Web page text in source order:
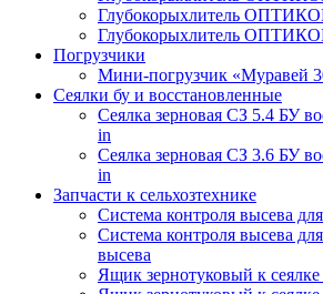
Глубокорыхлитель
Глубокорыхлитель
Погрузчики
Мини-погрузчик «Муравей
Сеялки бу и восстановленные
Сеялка зерновая СЗ 5.4 БУ
in
Сеялка зерновая СЗ 3.6 БУ
in
Запчасти к сельхозтехнике
Система контроля высева
Система контроля высева
высева
Ящик зернотуковый к